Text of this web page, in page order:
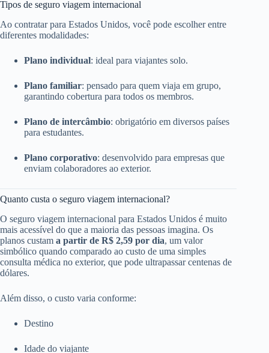
Tipos de seguro viagem internacional
Ao contratar para Estados Unidos, você pode escolher entre
diferentes modalidades:
Plano individual: ideal para viajantes solo.
Plano familiar: pensado para quem viaja em grupo,
garantindo cobertura para todos os membros.
Plano de intercâmbio: obrigatório em diversos países
para estudantes.
Plano corporativo: desenvolvido para empresas que
enviam colaboradores ao exterior.
Quanto custa o seguro viagem internacional?
O seguro viagem internacional para Estados Unidos é muito
mais acessível do que a maioria das pessoas imagina. Os
planos custam a partir de R$ 2,59 por dia, um valor
simbólico quando comparado ao custo de uma simples
consulta médica no exterior, que pode ultrapassar centenas de
dólares.
Além disso, o custo varia conforme:
Destino
Idade do viajante